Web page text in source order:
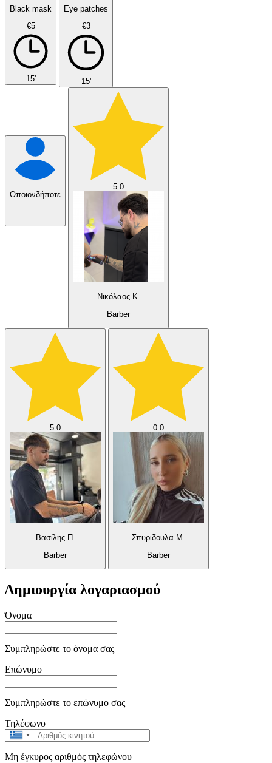
Black mask
€5
15'
Eye patches
€3
15'
Οποιονδήποτε
5.0
Νικόλαος Κ.
Barber
5.0
Βασίλης Π.
Barber
0.0
Σπυριδουλα Μ.
Barber
Δημιουργία λογαριασμού
Όνομα
Συμπληρώστε το όνομα σας
Επώνυμο
Συμπληρώστε το επώνυμο σας
Τηλέφωνο
Greece
Μη έγκυρος αριθμός τηλεφώνου